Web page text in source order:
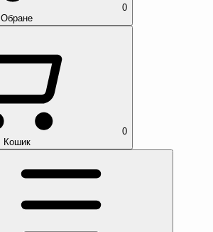
0
Обране
0
Кошик